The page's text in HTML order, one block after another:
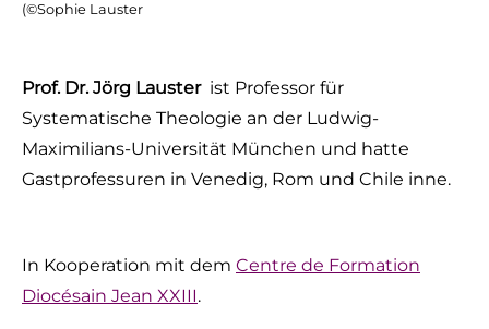
(©Sophie Lauster
Prof. Dr. Jörg Lausterist Professor für
Systematische Theologie an der Ludwig-
Maximilians-Universität München und hatte
Gastprofessuren in Venedig, Rom und Chile inne.
In Kooperation mit dem Centre de Formation
Diocésain Jean XXIII.